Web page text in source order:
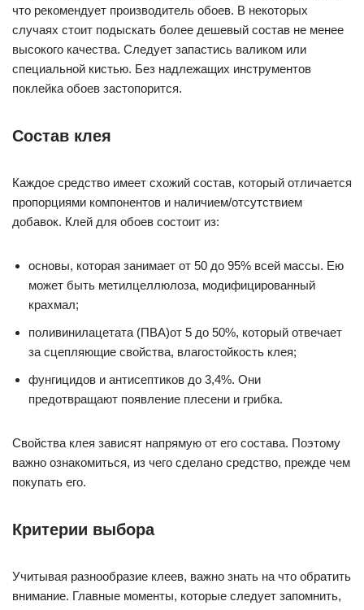
что рекомендует производитель обоев. В некоторых
случаях стоит подыскать более дешевый состав не менее
высокого качества. Следует запастись валиком или
специальной кистью. Без надлежащих инструментов
поклейка обоев застопорится.
Состав клея
Каждое средство имеет схожий состав, который отличается
пропорциями компонентов и наличием/отсутствием
добавок. Клей для обоев состоит из:
основы, которая занимает от 50 до 95% всей массы. Ею
может быть метилцеллюлоза, модифицированный
крахмал;
поливинилацетата (ПВА)от 5 до 50%, который отвечает
за сцепляющие свойства, влагостойкость клея;
фунгицидов и антисептиков до 3,4%. Они
предотвращают появление плесени и грибка.
Свойства клея зависят напрямую от его состава. Поэтому
важно ознакомиться, из чего сделано средство, прежде чем
покупать его.
Критерии выбора
Учитывая разнообразие клеев, важно знать на что обратить
внимание. Главные моменты, которые следует запомнить,